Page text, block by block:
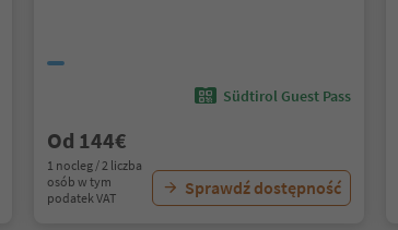
Südtirol Guest Pass
Od 144€
1 nocleg / 2 liczba
osób w tym
podatek VAT
Sprawdź dostępność